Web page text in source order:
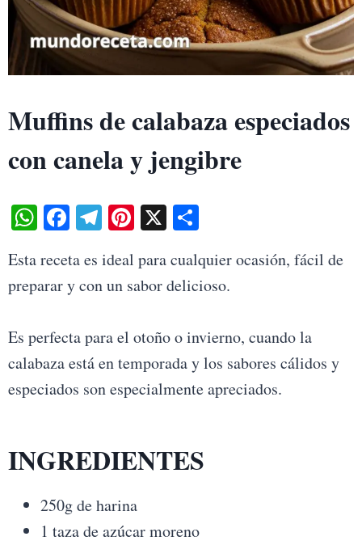
Muffins de calabaza especiados
con canela y jengibre
W
ts
A
Fa
bo
ok
Te
gr
a
Pi
er
es
X S
re
Esta receta es ideal para cualquier ocasión, fácil de
preparar y con un sabor delicioso.
Es perfecta para el otoño o invierno, cuando la
calabaza está en temporada y los sabores cálidos y
especiados son especialmente apreciados.
INGREDIENTES
250g de harina
1 taza de azúcar moreno